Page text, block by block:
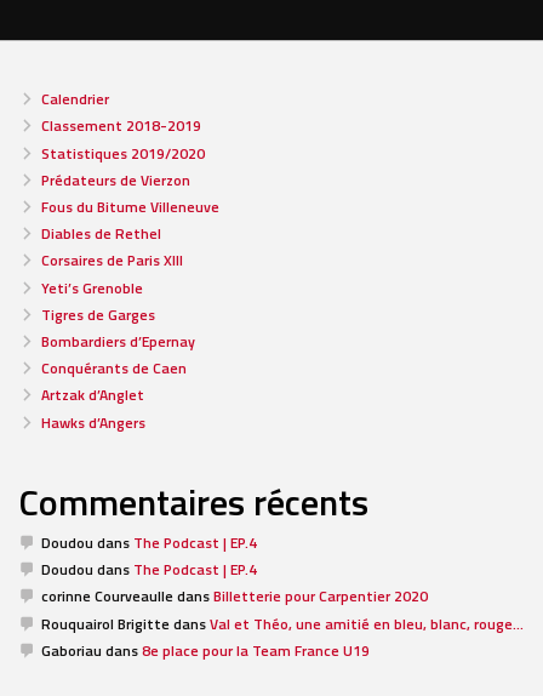
Calendrier
Classement 2018-2019
Statistiques 2019/2020
Prédateurs de Vierzon
Fous du Bitume Villeneuve
Diables de Rethel
Corsaires de Paris XIII
Yeti’s Grenoble
Tigres de Garges
Bombardiers d’Epernay
Conquérants de Caen
Artzak d’Anglet
Hawks d’Angers
Commentaires récents
Doudou dans The Podcast | EP.4
Doudou dans The Podcast | EP.4
corinne CourveaulledansBilletterie pour Carpentier 2020
Rouquairol BrigittedansVal et Théo, une amitié en bleu, blanc, rouge…
Gaboriau dans8e place pour la Team France U19